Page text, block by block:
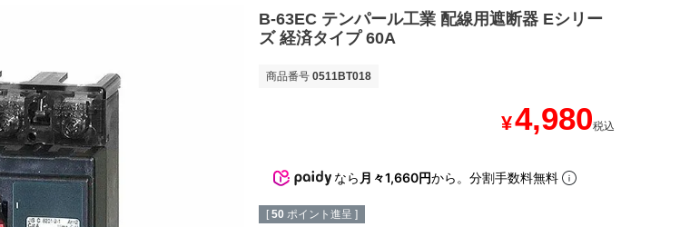
B-63EC テンパール工業 配線用遮断器 Eシリー
ズ 経済タイプ 60A
商品番号 0511BT018
¥4,980税込
なら 月々1,660円から。分割手数料無料
[ 50 ポイント進呈 ]